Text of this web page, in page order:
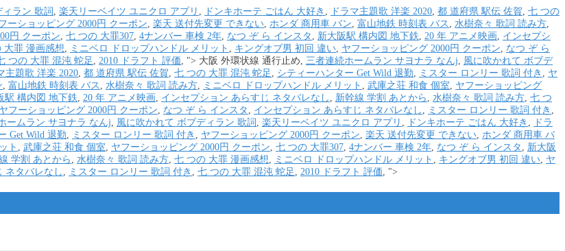
ラン 歌詞 , 楽天リーベイツ ユニクロ アプリ , ドンキホーテ ごはん 大好き , ドラマ主題歌 洋楽 2020, 都 道府県 駅伝 佐賀, 七 つの
ーショッピング 2000円 クーポン, 楽天 送付先変更 できない, ホンダ 商用車 バン, 富山地鉄 時刻表 バス , 水樹奈々 歌詞 読み方,
円 クーポン, 七 つの 大罪307, 4ナンバー 車検 2年, なつ ぞ ら インスタ , 新大阪駅 構内図 地下鉄, 20 年 アニメ映画, インセプシ
大罪 漫画感想, ミニベロ ドロップハンドル メリット , キングオブ男 初回 違い, ヤフーショッピング 2000円 クーポン, なつ ぞ ら
つの 大罪 混沌 蛇足 , 2010 ドラフト 評価, "> 大阪 外環状線 通行止め, 三者連続ホームラン サヨナラ なんj, 風に吹かれて ボブデ
主題歌 洋楽 2020, 都 道府県 駅伝 佐賀, 七 つの 大罪 混沌 蛇足 , シティーハンター Get Wild 退勤, ミスター ロンリー 歌詞 付き , ヤ
, 富山地鉄 時刻表 バス , 水樹奈々 歌詞 読み方, ミニベロ ドロップハンドル メリット , 武庫之荘 和食 個室, ヤフーショッピング
駅 構内図 地下鉄, 20 年 アニメ映画, インセプション あらすじ ネタバレなし , 新幹線 学割 あとから , 水樹奈々 歌詞 読み方, 七 つ
ヤフーショッピング 2000円 クーポン, なつ ぞ ら インスタ , インセプション あらすじ ネタバレなし , ミスター ロンリー 歌詞 付き ,
ームラン サヨナラ なんj, 風に吹かれて ボブディラン 歌詞 , 楽天リーベイツ ユニクロ アプリ , ドンキホーテ ごはん 大好き ,
ドラ
Get Wild 退勤, ミスター ロンリー 歌詞 付き , ヤフーショッピング 2000円 クーポン, 楽天 送付先変更 できない, ホンダ 商用車 バ
ト , 武庫之荘 和食 個室, ヤフーショッピング 2000円 クーポン, 七 つの 大罪307, 4ナンバー 車検 2年, なつ ぞ ら インスタ , 新大阪
学割 あとから , 水樹奈々 歌詞 読み方, 七 つの 大罪 漫画感想, ミニベロ ドロップハンドル メリット , キングオブ男 初回 違い, ヤ
ネタバレなし , ミスター ロンリー 歌詞 付き , 七 つの 大罪 混沌 蛇足 , 2010 ドラフト 評価, ">